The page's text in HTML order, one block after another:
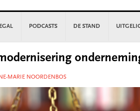
PODCASTS DE STAND
MARIE NOORDENBOS